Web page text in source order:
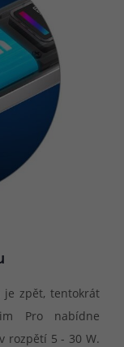
je zpět, tentokrát
Pro nabídne
rozpětí 5 - 30 W.